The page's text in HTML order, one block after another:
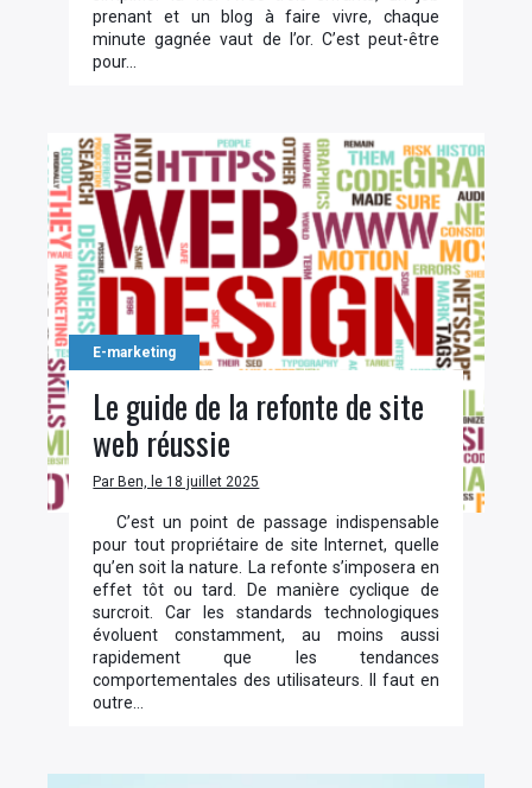
prenant et un blog à faire vivre, chaque
minute gagnée vaut de l’or. C’est peut-être
pour…
E-marketing
Le guide de la refonte de site
web réussie
Par Ben, le 18 juillet 2025
C’est un point de passage indispensable
pour tout propriétaire de site Internet, quelle
qu’en soit la nature. La refonte s’imposera en
effet tôt ou tard. De manière cyclique de
surcroit. Car les standards technologiques
évoluent constamment, au moins aussi
rapidement que les tendances
comportementales des utilisateurs. Il faut en
outre…